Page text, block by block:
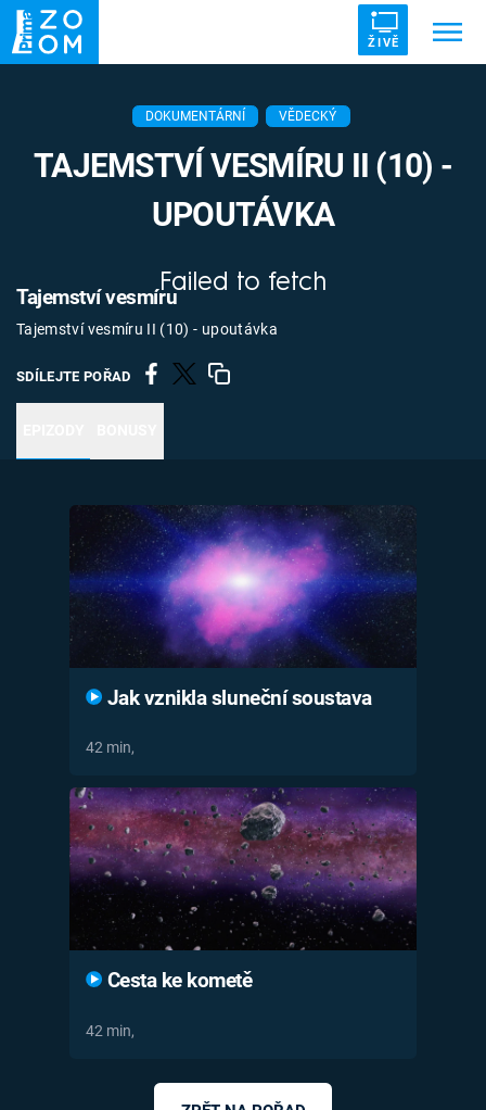
ŽIVĚ
ZRÁDCI UFO DRUHÁ SVĚTOVÁ VÁLKA
ZÁHADY VETŘELCI DÁVNOVĚKU
Témata
Pořady
TV Program
Časopis
Sledujte prima+
Přihlášení
Sledujte nás
DOKUMENTÁRNÍ VĚDECKÝ
TAJEMSTVÍ VESMÍRU II (10) -
UPOUTÁVKA
Failed to fetch
Tajemství vesmíru II (10) - upoutávka
SDÍLEJTE POŘAD
Tajemství vesmíru
Jak vznikla sluneční soustava
42 min,
Cesta ke kometě
42 min,